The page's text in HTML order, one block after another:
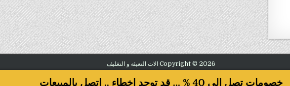
Copyright © 2026 الات التعبئة و التغليف
Design by ThemesDNA.com
خصومات تصل الى 40 % ... قد توجد اخطاء .. اتصل بالمبيعات